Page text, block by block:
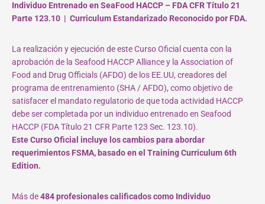
Individuo Entrenado en SeaFood HACCP – FDA CFR Título 21
Parte 123.10 | Curriculum Estandarizado Reconocido por FDA.
La realización y ejecución de este Curso Oficial cuenta con la
aprobación de la Seafood HACCP Alliance y la Association of
Food and Drug Officials (AFDO) de los EE.UU, creadores del
programa de entrenamiento (SHA / AFDO), como objetivo de
satisfacer el mandato regulatorio de que toda actividad HACCP
debe ser completada por un individuo entrenado en Seafood
HACCP (FDA Título 21 CFR Parte 123 Sec. 123.10).
Este Curso Oficial incluye los cambios para abordar
requerimientos FSMA, basado en el Training Curriculum 6th
Edition.
Más de484 profesionales calificados como Individuo